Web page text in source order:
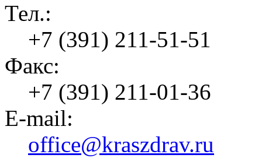
Тел.:
+7 (391) 211-51-51
Факс:
+7 (391) 211-01-36
E-mail:
office@kraszdrav.ru